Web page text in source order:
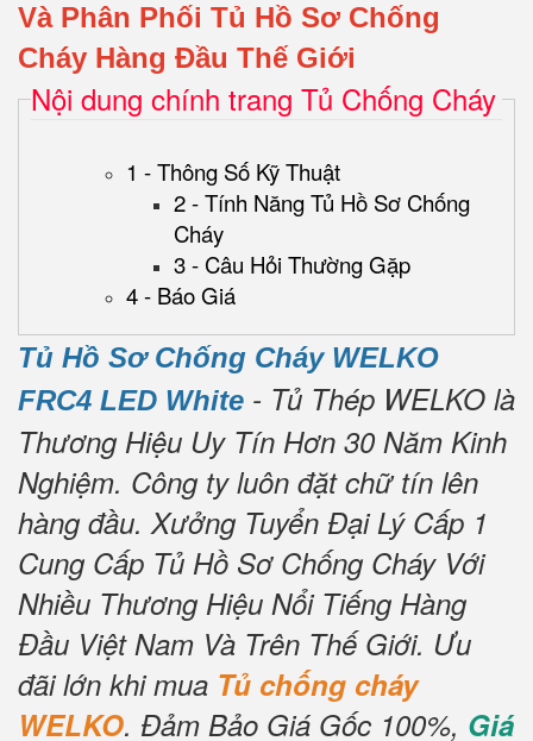
Và Phân Phối Tủ Hồ Sơ Chống
Cháy Hàng Đầu Thế Giới
Nội dung chính trang Tủ Chống Cháy
1 - Thông Số Kỹ Thuật
2 - Tính Năng Tủ Hồ Sơ Chống
Cháy
3 - Câu Hỏi Thường Gặp
4 - Báo Giá
Tủ Hồ Sơ Chống Cháy WELKO
FRC4 LED White - Tủ Thép WELKO là
Thương Hiệu Uy Tín Hơn 30 Năm Kinh
Nghiệm. Công ty luôn đặt chữ tín lên
hàng đầu. Xưởng Tuyển Đại Lý Cấp 1
Cung Cấp Tủ Hồ Sơ Chống Cháy Với
Nhiều Thương Hiệu Nổi Tiếng Hàng
Đầu Việt Nam Và Trên Thế Giới. Ưu
đãi lớn khi mua Tủ chống cháy
WELKO. Đảm Bảo Giá Gốc 100%, Giá